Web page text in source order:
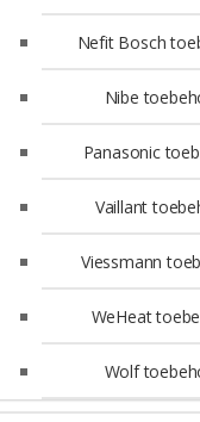
Nefit Bosch
Nibe
Panasonic
Vaillant
Viessmann
WeHeat
Wolf